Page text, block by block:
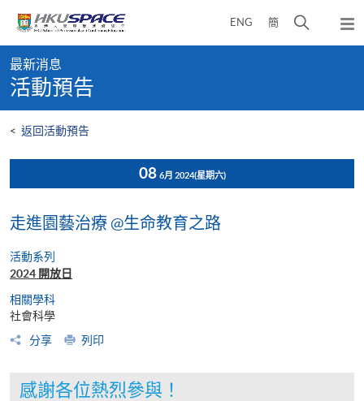
content
ENG 簡
開
彈
出
content
start
最新消息
活動預告
< 返回活動預告
08 6月 2024(星期六)
走進園藝治療 @生命教育之路
活動系列
2024 開放日
相關學科
社會科學
分享
列印
感謝各位熱烈參與！